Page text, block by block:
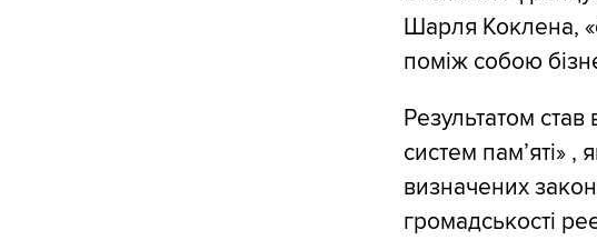
Шарля Коклена,
поміж собою
Результатом
систем пам’яті» ,
визначених
громадськості